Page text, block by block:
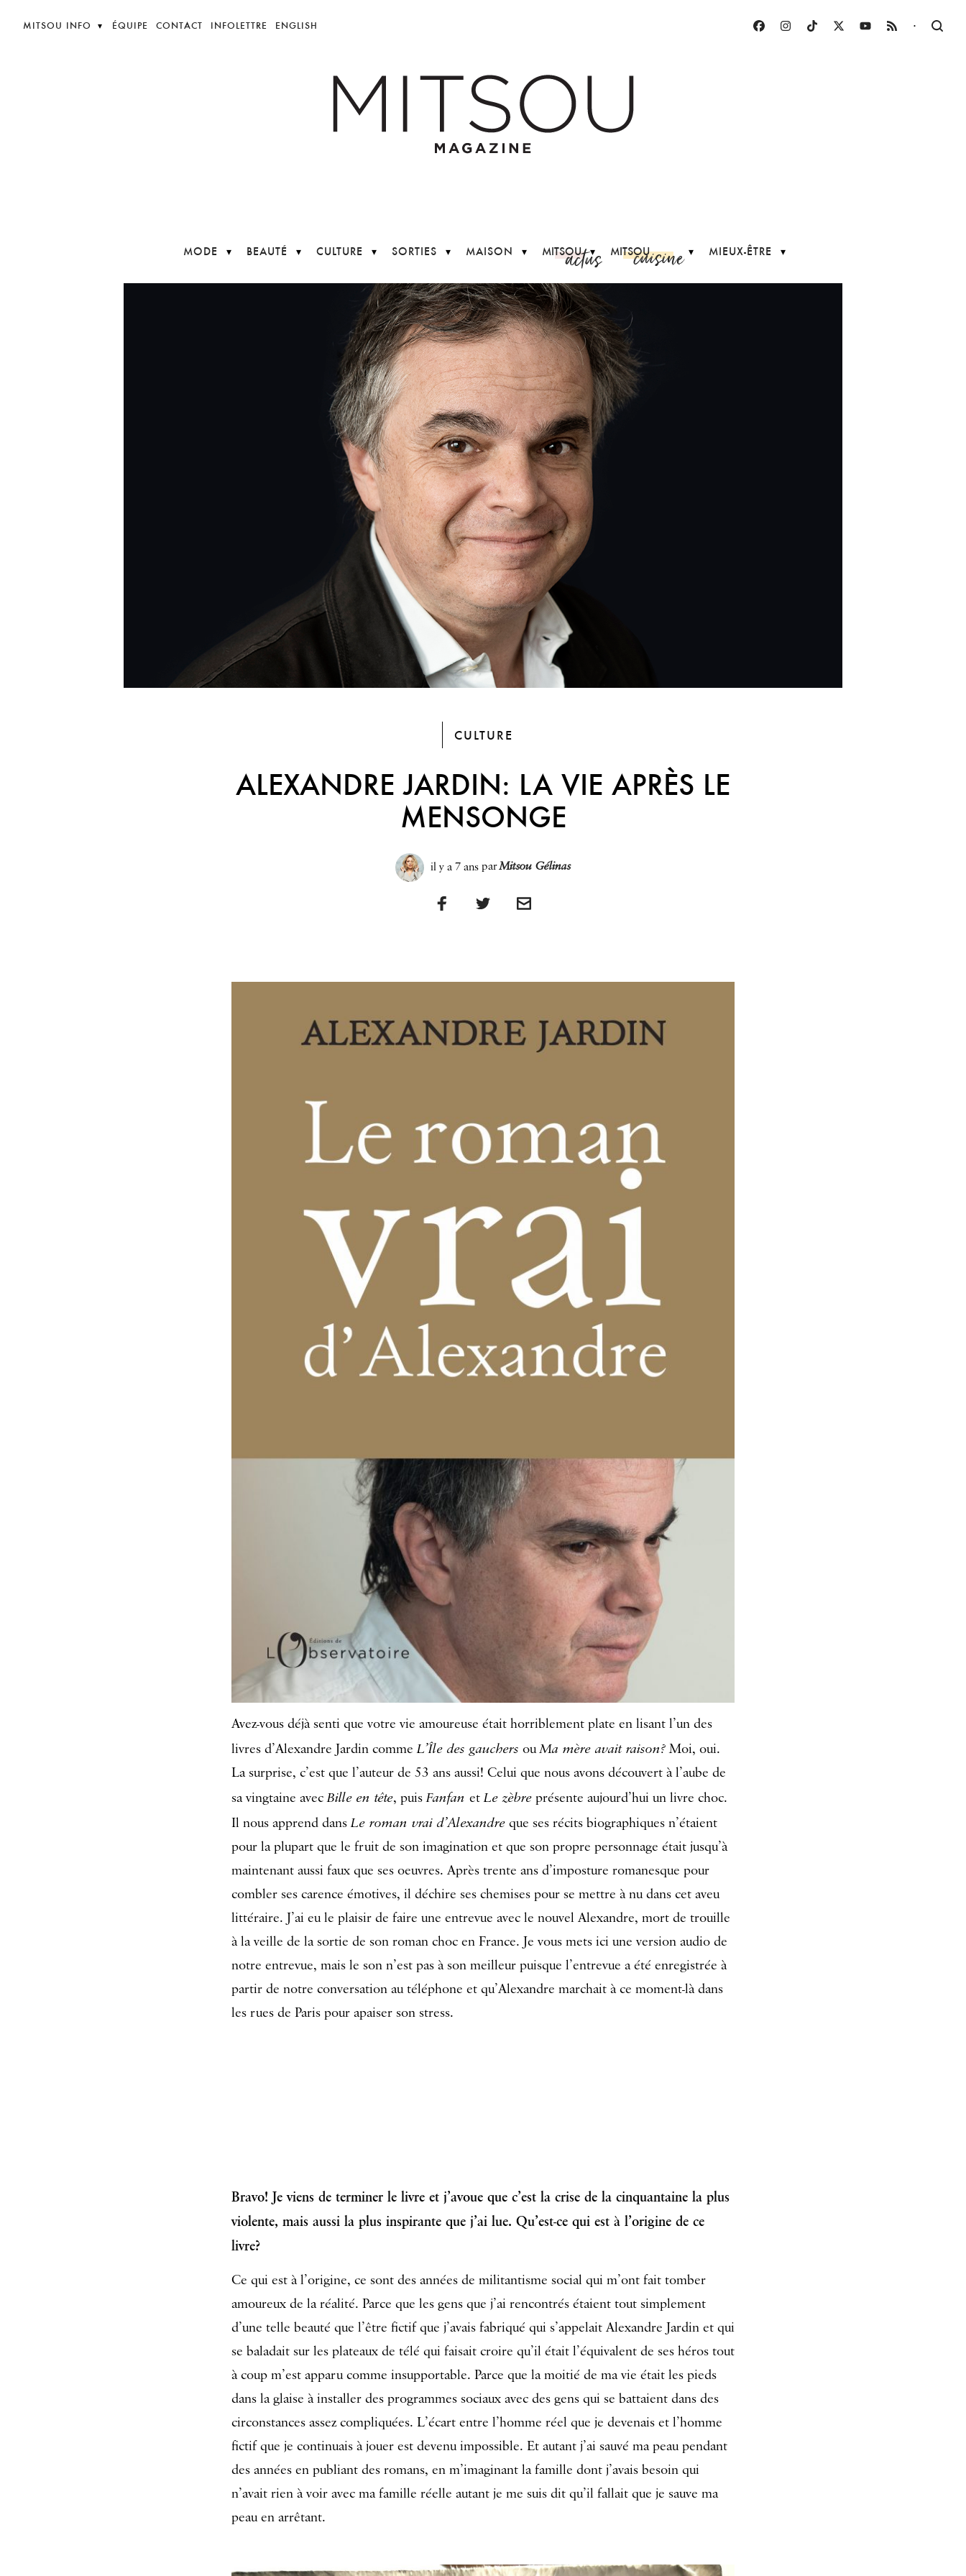
MITSOU INFO ÉQUIPE CONTACT INFOLETTRE ENGLISH ·
MODE BEAUTÉ CULTURE SORTIES MAISON MITSOUactus MITSOUcuisine MIEUX-ÊTRE
CULTURE
ALEXANDRE JARDIN: LA VIE APRÈS LE
MENSONGE
il y a 7 ansparMitsou Gélinas
Avez-vous déjà senti que votre vie amoureuse était horriblement plate en lisant l’un des
livres d’Alexandre Jardin commeL’Île des gauchers ouMa mère avait raison?Moi, oui.
La surprise, c’est que l’auteur de 53 ans aussi! Celui que nous avons découvert à l’aube de
sa vingtaine avecBille en tête, puisFanfan etLe zèbre présente aujourd’hui un livre choc.
Il nous apprend dansLe roman vrai d’Alexandre que ses récits biographiques n’étaient
pour la plupart que le fruit de son imagination et que son propre personnage était jusqu’à
maintenant aussi faux que ses oeuvres. Après trente ans d’imposture romanesque pour
combler ses carence émotives, il déchire ses chemises pour se mettre à nu dans cet aveu
littéraire. J’ai eu le plaisir de faire une entrevue avec le nouvel Alexandre, mort de trouille
à la veille de la sortie de son roman choc en France. Je vous mets ici une version audio de
notre entrevue, mais le son n’est pas à son meilleur puisque l’entrevue a été enregistrée à
partir de notre conversation au téléphone et qu’Alexandre marchait à ce moment-là dans
les rues de Paris pour apaiser son stress.
Bravo! Je viens de terminer le livre et j’avoue que c’est la crise de la cinquantaine la plus
violente, mais aussi la plus inspirante que j’ai lue. Qu’est-ce qui est à l’origine de ce
livre?
Ce qui est à l’origine, ce sont des années de militantisme social qui m’ont fait tomber
amoureux de la réalité. Parce que les gens que j’ai rencontrés étaient tout simplement
d’une telle beauté que l’être fictif que j’avais fabriqué qui s’appelait Alexandre Jardin et qui
se baladait sur les plateaux de télé qui faisait croire qu’il était l’équivalent de ses héros tout
à coup m’est apparu comme insupportable. Parce que la moitié de ma vie était les pieds
dans la glaise à installer des programmes sociaux avec des gens qui se battaient dans des
circonstances assez compliquées. L’écart entre l’homme réel que je devenais et l’homme
fictif que je continuais à jouer est devenu impossible. Et autant j’ai sauvé ma peau pendant
des années en publiant des romans, en m’imaginant la famille dont j’avais besoin qui
n’avait rien à voir avec ma famille réelle autant je me suis dit qu’il fallait que je sauve ma
peau en arrêtant.